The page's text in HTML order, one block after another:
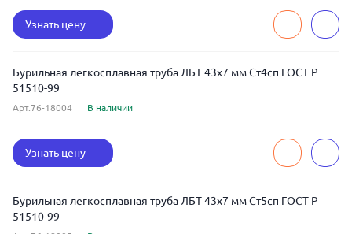
Узнать цену
Бурильная легкосплавная труба ЛБТ 43x7 мм Ст4сп ГОСТ Р
51510-99
Арт.76-18004 В наличии
Узнать цену
Бурильная легкосплавная труба ЛБТ 43x7 мм Ст5сп ГОСТ Р
51510-99